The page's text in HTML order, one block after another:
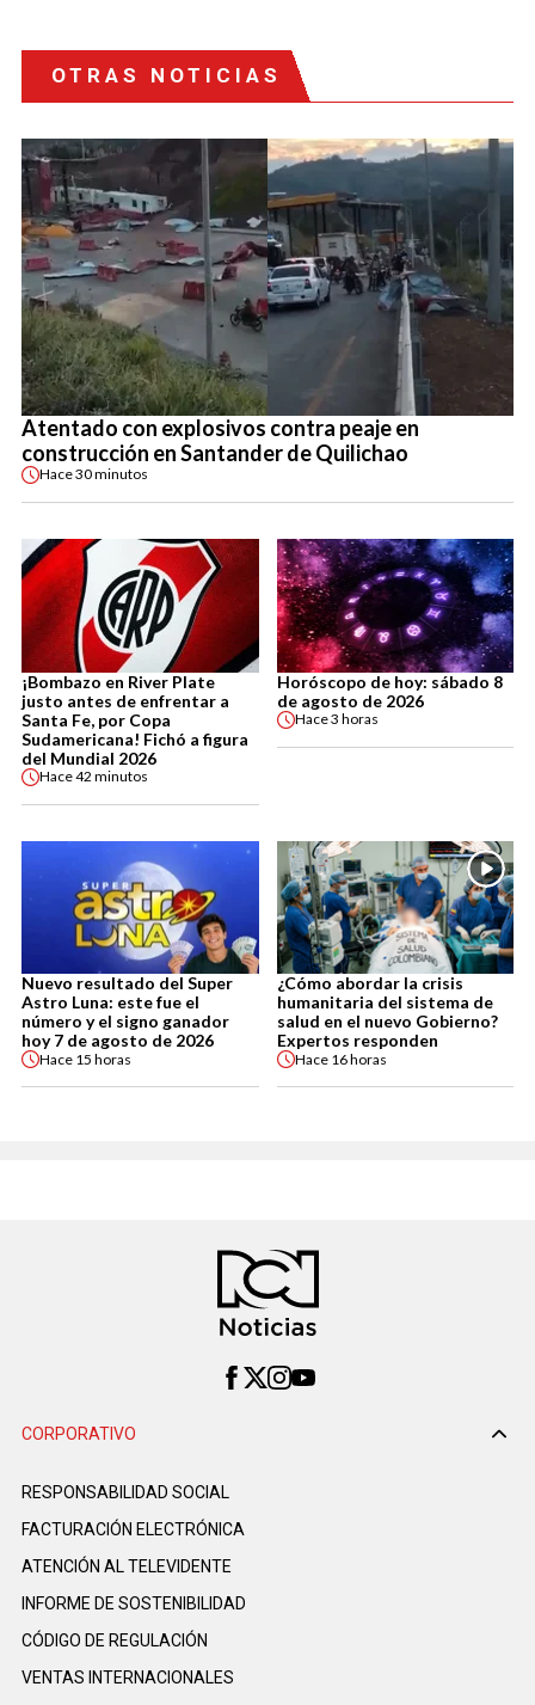
OTRAS NOTICIAS
Atentado con explosivos contra peaje en
construcción en Santander de Quilichao
Hace30 minutos
¡Bombazo en River Plate
justo antes de enfrentar a
Santa Fe, por Copa
Sudamericana! Fichó a figura
del Mundial 2026
Hace42 minutos
Horóscopo de hoy: sábado 8
de agosto de 2026
Hace3 horas
Nuevo resultado del Super
Astro Luna: este fue el
número y el signo ganador
hoy 7 de agosto de 2026
Hace 15 horas
¿Cómo abordar la crisis
humanitaria del sistema de
salud en el nuevo Gobierno?
Expertos responden
Hace 16 horas
CORPORATIVO
RESPONSABILIDAD SOCIAL
FACTURACIÓN ELECTRÓNICA
ATENCIÓN AL TELEVIDENTE
INFORME DE SOSTENIBILIDAD
CÓDIGO DE REGULACIÓN
VENTAS INTERNACIONALES